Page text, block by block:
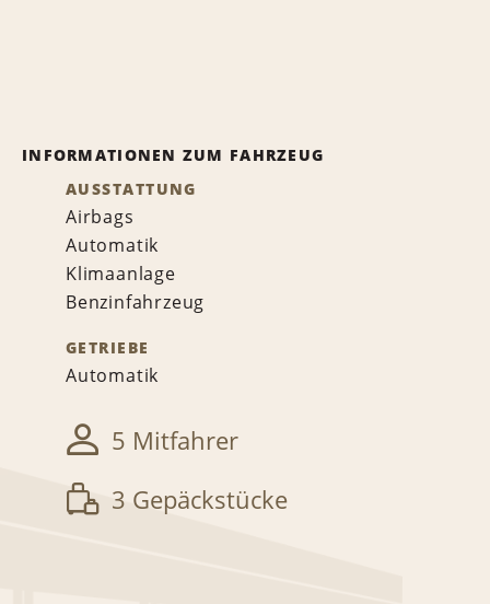
INFORMATIONEN ZUM FAHRZEUG
AUSSTATTUNG
Airbags
Automatik
Klimaanlage
Benzinfahrzeug
GETRIEBE
Automatik
5 Mitfahrer
3 Gepäckstücke